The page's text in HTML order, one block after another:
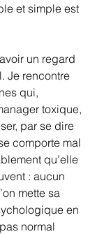
et simple est
un regard
Je rencontre
qui,
toxique,
par se dire
comporte mal
qu’elle
: aucun
mette sa
en
normal